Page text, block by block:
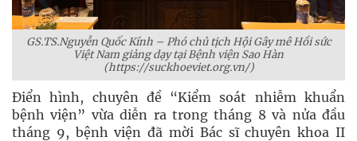
GS.TS.Nguyễn Quốc Kính – Phó chủ tịch Hội Gây mê Hồi sức
Việt Nam giảng dạy tại Bệnh viện Sao Hàn
(https://suckhoeviet.org.vn/)
Điển hình, chuyên đề “Kiểm soát nhiễm khuẩn
bệnh viện” vừa diễn ra trong tháng 8 và nửa đầu
tháng 9, bệnh viện đã mời Bác sĩ chuyên khoa II